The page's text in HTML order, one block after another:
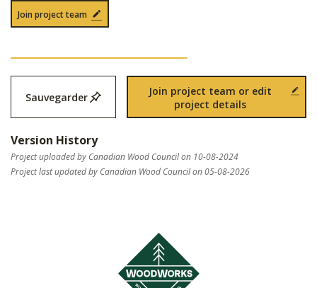
Join project team
Sauvegarder
Join project team or edit
project details
Version History
Project uploaded by Canadian Wood Council on 10-08-2024
Project last updated by Canadian Wood Council on 05-08-2026